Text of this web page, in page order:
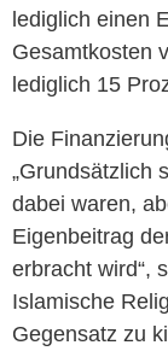
lediglich einen
Gesamtkosten
lediglich 15
Die
„Grundsätzlich
dabei waren,
Eigenbeitrag
erbracht wird“,
Islamische
Gegensatz zu